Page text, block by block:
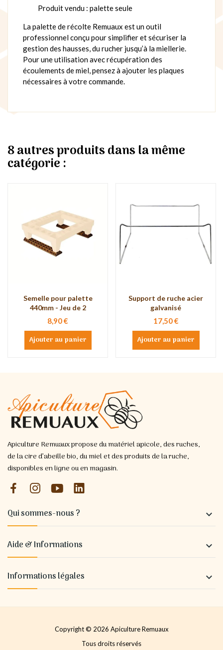
Produit vendu : palette seule
La palette de récolte Remuaux est un outil
professionnel conçu pour simplifier et sécuriser la
gestion des hausses, du rucher jusqu’à la miellerie.
Pour une utilisation avec récupération des
écoulements de miel, pensez à ajouter les plaques
nécessaires à votre commande.
8 autres produits dans la même
catégorie :
Semelle pour palette
440mm - Jeu de 2
8,90 €
Ajouter au panier
Support de ruche acier
galvanisé
17,50 €
Ajouter au panier
Apiculture Remuaux propose du matériel apicole, des ruches,
de la cire d’abeille bio, du miel et des produits de la ruche,
disponibles en ligne ou en magasin.
Qui sommes-nous ? 
Aide & Informations 
Informations légales 
Copyright © 2026 Apiculture Remuaux
Tous droits réservés